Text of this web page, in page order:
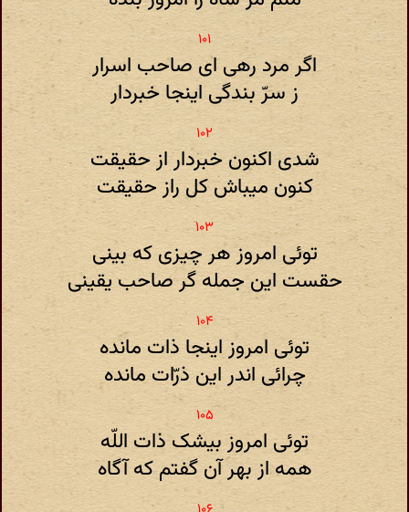
اگر مرد رهی ای صاحب اسرار
ز سرّ بندگی اینجا خبردار
شدی اکنون خبردار از حقیقت
کنون میباش کل راز حقیقت
توئی امروز هر چیزی که بینی
حقست این جمله گر صاحب یقینی
توئی امروز اینجا ذات مانده
چرائی اندر این ذرّات مانده
توئی امروز بیشک ذات اللّه
همه از بهر آن گفتم که آگاه